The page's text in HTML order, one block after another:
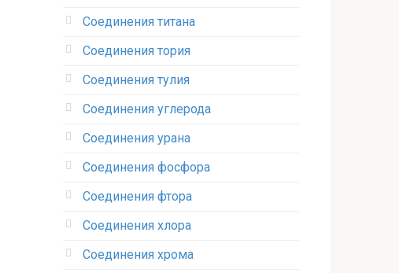
Соединения титана
Соединения тория‎
Соединения тулия‎
Соединения углерода‎
Соединения урана‎
Соединения фосфора‎
Соединения фтора‎
Соединения хлора‎
Соединения хрома‎